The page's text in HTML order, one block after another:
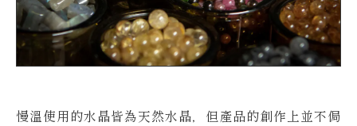
慢溫使用的水晶皆為天然水晶，但產品的創作上並不侷